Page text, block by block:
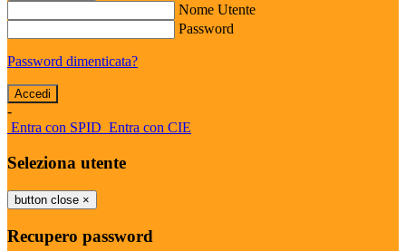
Nome Utente
Password
Password dimenticata?
-
Entra con SPID Entra con CIE
Seleziona utente
button close ×
Recupero password